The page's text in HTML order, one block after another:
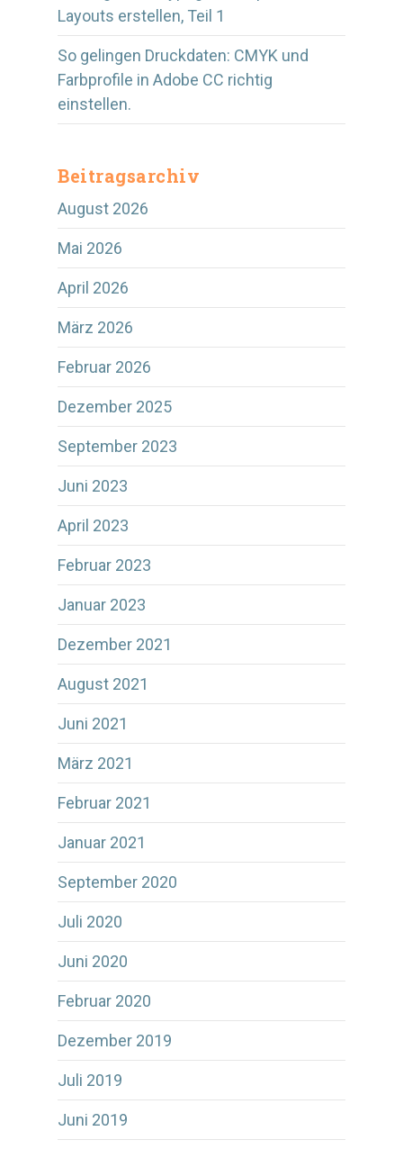
Layouts erstellen, Teil 1
So gelingen Druckdaten: CMYK und
Farbprofile in Adobe CC richtig
einstellen.
Beitragsarchiv
August 2026
Mai 2026
April 2026
März 2026
Februar 2026
Dezember 2025
September 2023
Juni 2023
April 2023
Februar 2023
Januar 2023
Dezember 2021
August 2021
Juni 2021
März 2021
Februar 2021
Januar 2021
September 2020
Juli 2020
Juni 2020
Februar 2020
Dezember 2019
Juli 2019
Juni 2019